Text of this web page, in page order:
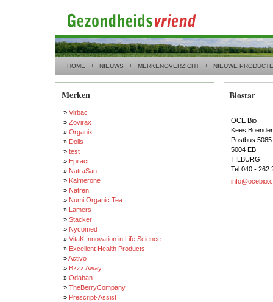
HOME NIEUWS MERKENOVERZICHT NIEUWE
Merken
» Virbac
» Zovirax
» Organix
» Doils
» test
» Epitact
» NatraSan
» Kalmerone
» Natren
» Numi Organic Tea
» Lamers
» Stacker
» Nycomed
» VitaK Innovation in Life Science
» Excellent Health Products
»Activo
» Bzzz Away
» Odaban
» TheBerryCompany
» Prescript-Assist
Biostar
OCE Bio
Kees Boender
Postbus 5085
5004 EB
TILBURG
Tel 040 - 262